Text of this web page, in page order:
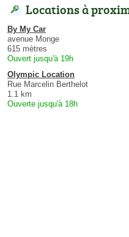
Locations à
By My Car
avenue Monge
615 mètres
Ouvert jusqu'à 19h
Olympic Location
Rue Marcelin Berthelot
1.1 km
Ouverte jusqu'à 18h